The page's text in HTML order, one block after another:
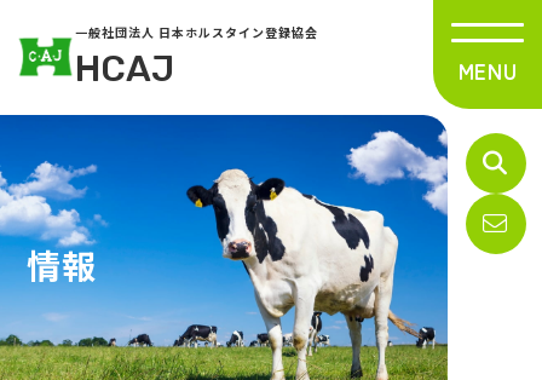
一般社団法人 日本ホルスタイン登録協会
HCAJ
情報